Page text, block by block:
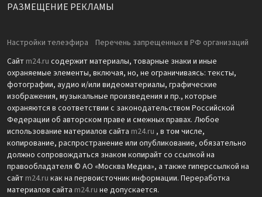
РАЗМЕЩЕНИЕ РЕКЛАМЫ
Настройки телеэфира
Перечень запрещенных в РФ организаций
Сайт m24.ru содержит материалы, товарные знаки и иные
охраняемые элементы, включая, но, не ограничиваясь: тексты,
фотографии, аудио и/или видеоматериалы, графические
изображения, музыкальные произведения и пр., которые
охраняются в соответствии с законодательством Российской
Федерации об авторском праве и смежных правах. Любое
использование материалов сайта m24.ru , в том числе,
копирование, распространение или опубликование, обязательно
должно сопровождаться знаком копирайт со ссылкой на
правообладателя © АО «Москва Медиа», а также гиперссылкой на
сайт m24.ru как на первоисточник информации. Переработка
материалов сайта m24.ru не допускается.